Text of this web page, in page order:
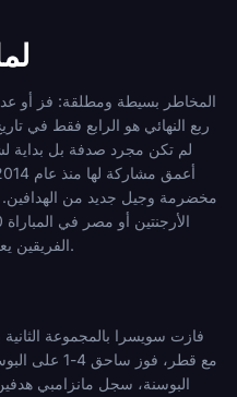
المخاطر بسيطة ومطلقة: فز أو
ربع النهائي هو الرابع فقط في
لم تكن مجرد صدفة بل بداية
مخضرمة وجيل جديد من الهدافين.
الفريقين يعرفان تماماً ما ينتظرهما بعد هذه النتيجة.
البوسنة، سجل مانزامبي